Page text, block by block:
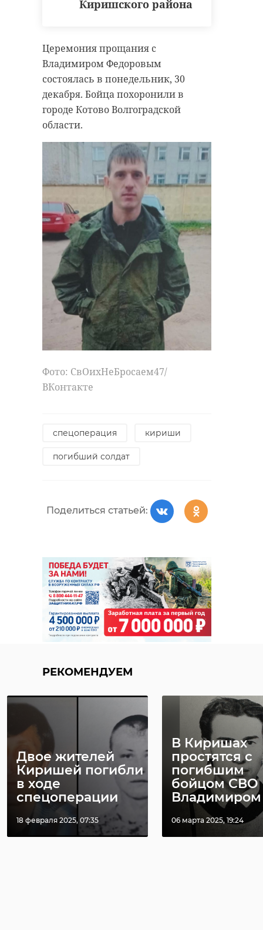
Киришского района
Церемония прощания с
Владимиром Федоровым
состоялась в понедельник, 30
декабря. Бойца похоронили в
городе Котово Волгоградской
области.
Фото: СвОихНеБросаем47/
ВКонтакте
спецоперация кириши
погибший солдат
Поделиться статьей:
РЕКОМЕНДУЕМ
Двое жителей
Киришей погибли
в ходе
спецоперации
18 февраля 2025, 07:35
В Киришах
простятся с
погибшим
бойцом СВО
Владимиром
06 марта 2025, 19:24